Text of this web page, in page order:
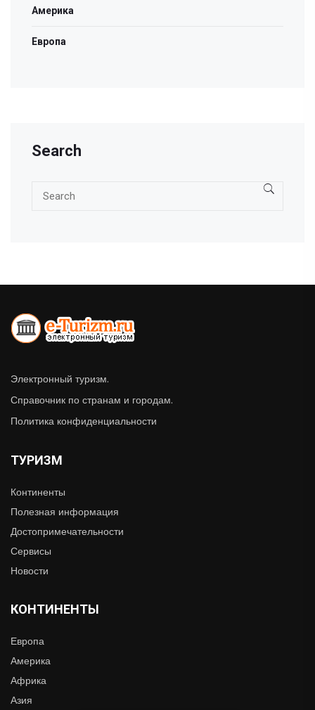
Америка
Европа
Search
Электронный туризм.
Справочник по странам и городам.
Политика конфиденциальности
ТУРИЗМ
Континенты
Полезная информация
Достопримечательности
Сервисы
Новости
КОНТИНЕНТЫ
Европа
Америка
Африка
Азия